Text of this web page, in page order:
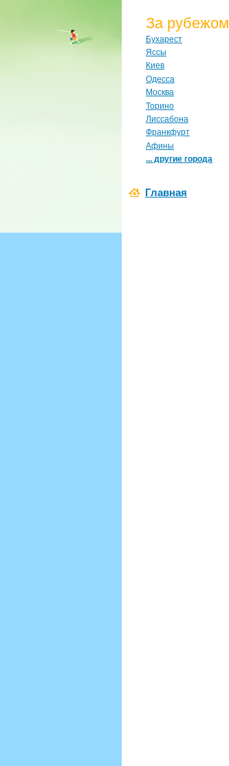
За рубежом
Бухарест
Яссы
Киев
Одесса
Москва
Торино
Лиссабона
Франкфурт
Афины
... другие города
Главная